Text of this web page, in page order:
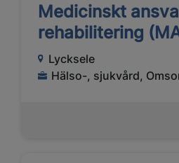
Medicinskt
rehabilitering
Lycksele
Hälso-, sjukvård,